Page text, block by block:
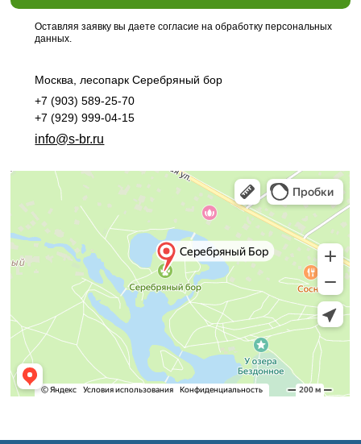
Оставляя заявку вы даете согласие на обработку персональных
данных.
Москва, лесопарк Серебряный бор
+7 (903) 589-25-70
+7 (929) 999-04-15
info@s-br.ru